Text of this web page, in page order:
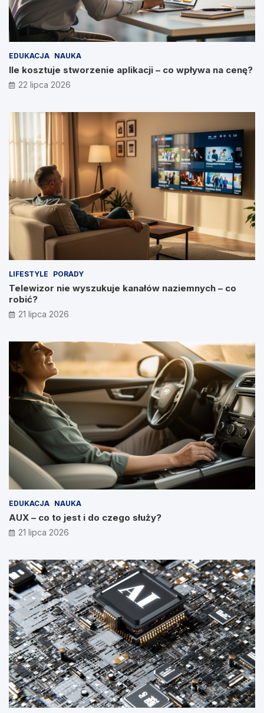
EDUKACJA NAUKA
Ile kosztuje stworzenie aplikacji – co wpływa na cenę?
22 lipca 2026
LIFESTYLE PORADY
Telewizor nie wyszukuje kanałów naziemnych – co
robić?
21 lipca 2026
EDUKACJA NAUKA
AUX – co to jest i do czego służy?
21 lipca 2026